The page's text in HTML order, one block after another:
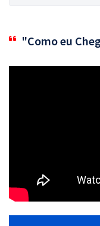
"Como eu